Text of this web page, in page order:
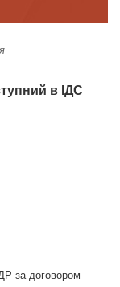
в ІДС
за договором